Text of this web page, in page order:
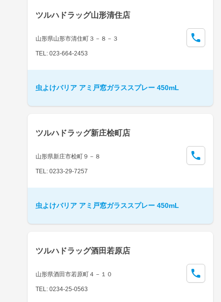
ツルハドラッグ山形清住店
山形県山形市清住町３－８－３
TEL: 023-664-2453
虫よけバリア アミ戸窓ガラススプレー 450mL
ツルハドラッグ新庄桧町店
山形県新庄市桧町９－８
TEL: 0233-29-7257
虫よけバリア アミ戸窓ガラススプレー 450mL
ツルハドラッグ酒田若原店
山形県酒田市若原町４－１０
TEL: 0234-25-0563